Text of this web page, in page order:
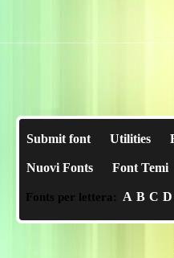
Submit font Utilities
Nuovi Fonts Font Temi
Fonts per lettera: A B C D